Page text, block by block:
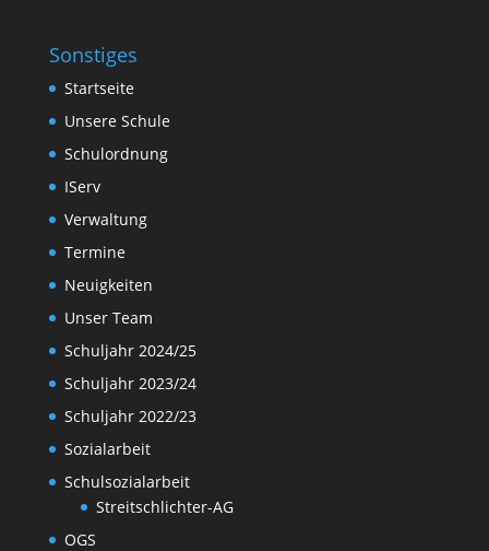
Sonstiges
Startseite
Unsere Schule
Schulordnung
IServ
Verwaltung
Termine
Neuigkeiten
Unser Team
Schuljahr 2024/25
Schuljahr 2023/24
Schuljahr 2022/23
Sozialarbeit
Schulsozialarbeit
Streitschlichter-AG
OGS